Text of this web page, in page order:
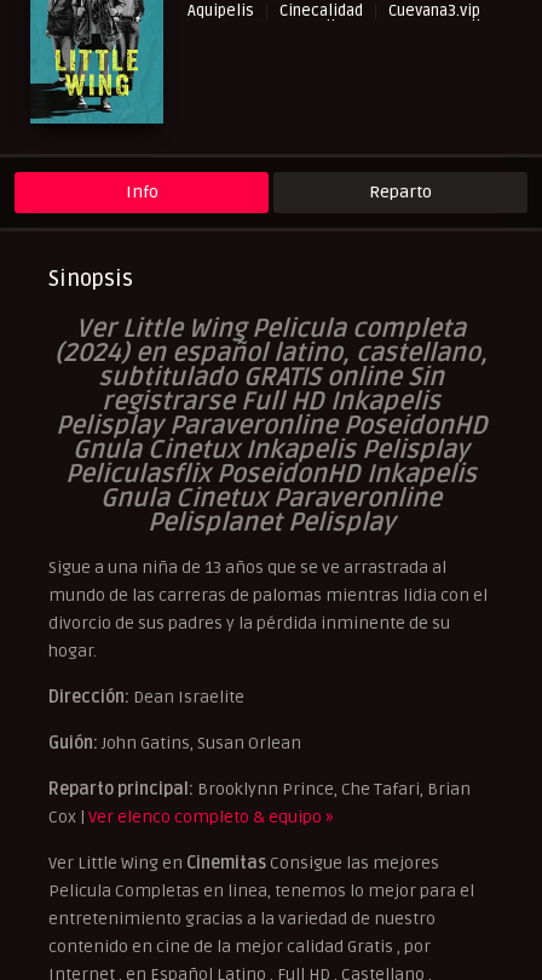
Aquipelis
Cinecalidad
Cuevana3.vip
NewPelis org
Paraveronline
Info Reparto
Sinopsis
Ver Little Wing Pelicula completa
(2024) en español latino, castellano,
subtitulado GRATIS online Sin
registrarse Full HD Inkapelis
Pelisplay Paraveronline PoseidonHD
Gnula Cinetux Inkapelis Pelisplay
Peliculasflix PoseidonHD Inkapelis
Gnula Cinetux Paraveronline
Pelisplanet Pelisplay
Sigue a una niña de 13 años que se ve arrastrada al
mundo de las carreras de palomas mientras lidia con el
divorcio de sus padres y la pérdida inminente de su
hogar.
Dirección: Dean Israelite
Guión: John Gatins, Susan Orlean
Reparto principal: Brooklynn Prince, Che Tafari, Brian
Cox | Ver elenco completo & equipo »
Ver Little Wing en Cinemitas Consigue las mejores
Pelicula Completas en linea, tenemos lo mejor para el
entretenimiento gracias a la variedad de nuestro
contenido en cine de la mejor calidad Gratis , por
Internet , en Español Latino , Full HD , Castellano ,